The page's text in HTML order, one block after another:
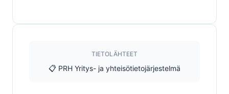
TIETOLÄHTEET
📋 PRH Yritys- ja yhteisötietojärjestelmä